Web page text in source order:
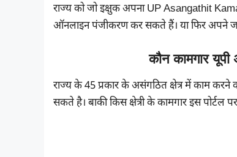
राज्य को जो इक्षुक अपना UP Asangathit
ऑनलाइन पंजीकरण कर सकते हैं। या फिर अपने
कौन कामगार
राज्य के 45 प्रकार के असंगठित क्षेत्र में काम
सकते है। बाकी किस क्षेत्री के कामगार इस